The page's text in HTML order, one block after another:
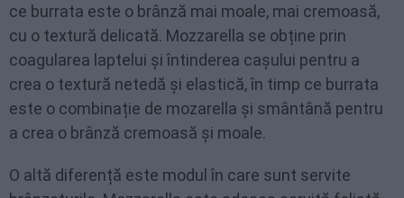
ce burrata este o brânză mai moale, mai cremoasă,
cu o textură delicată. Mozzarella se obține prin
coagularea laptelui și întinderea cașului pentru a
crea o textură netedă și elastică, în timp ce burrata
este o combinație de mozarella și smântână pentru
a crea o brânză cremoasă și moale.
O altă diferență este modul în care sunt servite